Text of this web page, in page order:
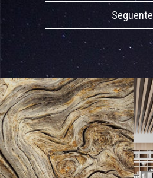
Seguente